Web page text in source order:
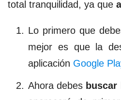
total tranquilidad, ya que
Lo primero que
mejor es que la
aplicación Google
Ahora debes